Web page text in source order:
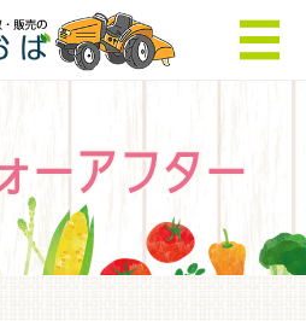
ーアフター